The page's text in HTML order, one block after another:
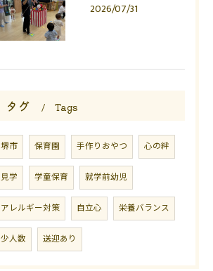
2026/07/31
タグ Tags
堺市 保育園 手作りおやつ 心の絆
見学 学童保育 就学前幼児
アレルギー対策 自立心 栄養バランス
少人数 送迎あり